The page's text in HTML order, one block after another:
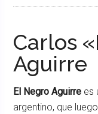
Carlos
Aguirre
El Negro Aguirre es
argentino, que